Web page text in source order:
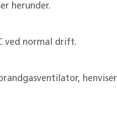
herunder.
ved normal drift.